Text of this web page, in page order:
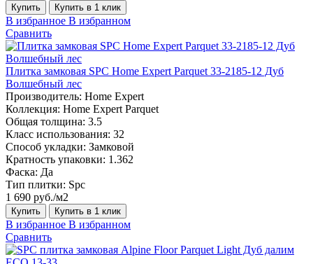
Купить Купить в 1 клик
В избранное В избранном
Сравнить
Плитка замковая SPC Home Expert Parquet 33-2185-12 Дуб
Волшебный лес
Производитель: Home Expert
Коллекция: Home Expert Parquet
Общая толщина: 3.5
Класс использования: 32
Способ укладки: Замковой
Кратность упаковки: 1.362
Фаска: Да
Тип плитки: Spc
1 690 руб./м2
Купить Купить в 1 клик
В избранное В избранном
Сравнить